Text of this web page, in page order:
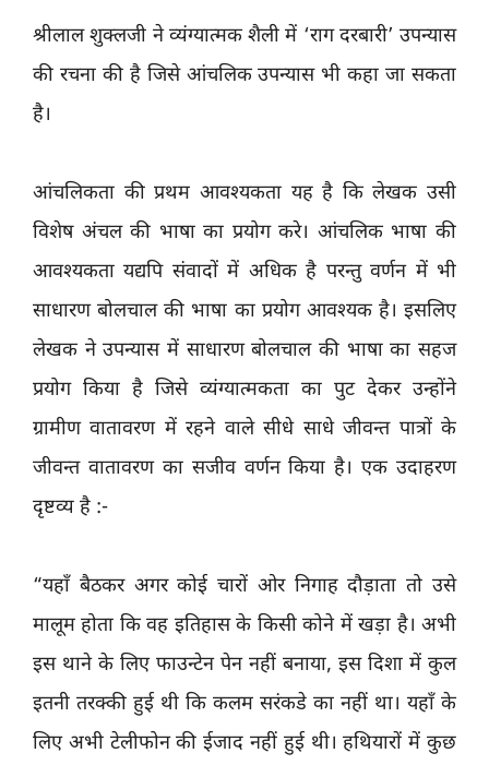
श्रीलाल शुक्लजी ने व्यंग्यात्मक शैली में ‘राग दरबारी’ उपन्यास
की रचना की है जिसे आंचलिक उपन्यास भी कहा जा सकता
है।
आंचलिकता की प्रथम आवश्यकता यह है कि लेखक उसी
विशेष अंचल की भाषा का प्रयोग करे। आंचलिक भाषा की
आवश्यकता यद्यपि संवादों में अधिक है परन्तु वर्णन में भी
साधारण बोलचाल की भाषा का प्रयोग आवश्यक है। इसलिए
लेखक ने उपन्यास में साधारण बोलचाल की भाषा का सहज
प्रयोग किया है जिसे व्यंग्यात्मकता का पुट देकर उन्होंने
ग्रामीण वातावरण में रहने वाले सीधे साधे जीवन्त पात्रों के
जीवन्त वातावरण का सजीव वर्णन किया है। एक उदाहरण
दृष्टव्य है :-
“यहाँ बैठकर अगर कोई चारों ओर निगाह दौड़ाता तो उसे
मालूम होता कि वह इतिहास के किसी कोने में खड़ा है। अभी
इस थाने के लिए फाउन्टेन पेन नहीं बनाया, इस दिशा में कुल
इतनी तरक्की हुई थी कि कलम सरंकडे का नहीं था। यहाँ के
लिए अभी टेलीफोन की ईजाद नहीं हुई थी। हथियारों में कुछ